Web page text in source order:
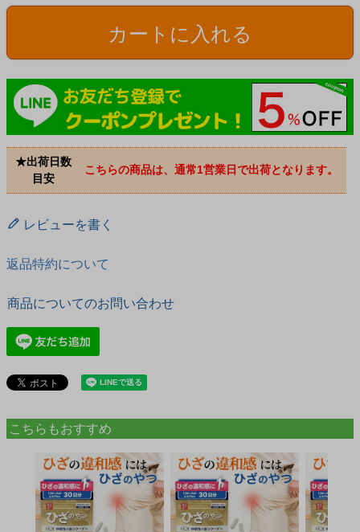
カートに入れる
★出荷日数
目安
こちらの商品は、通常1営業日で出荷となります。
レビューを書く
返品特約について
商品についてのお問い合わせ
こちらもおすすめ